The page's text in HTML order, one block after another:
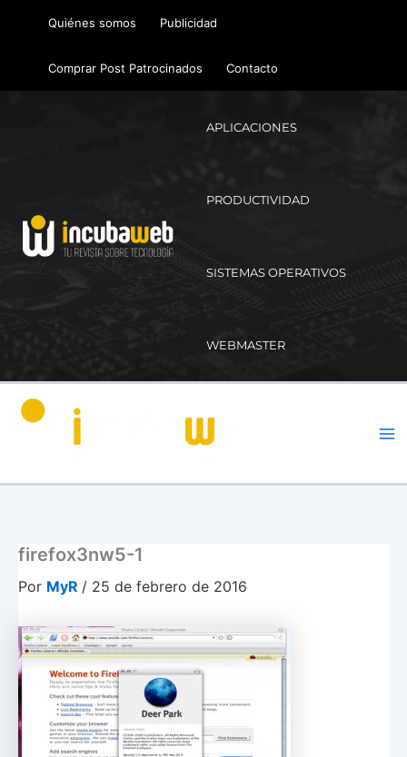
Quiénes somos Publicidad
Comprar Post Patrocinados Contacto
APLICACIONES
PRODUCTIVIDAD
SISTEMAS OPERATIVOS
WEBMASTER
firefox3nw5-1
Por MyR / 25 de febrero de 2016